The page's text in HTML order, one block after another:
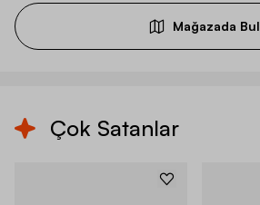
Mağazada Bul
Çok Satanlar